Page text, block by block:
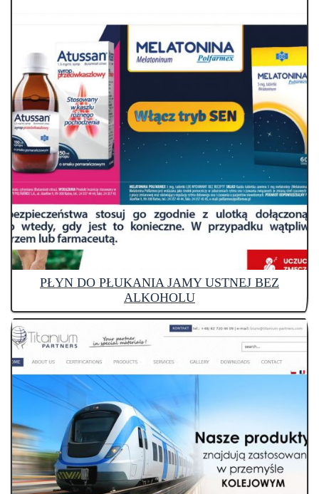
PŁYN DO PŁUKANIA JAMY USTNEJ BEZ
ALKOHOLU